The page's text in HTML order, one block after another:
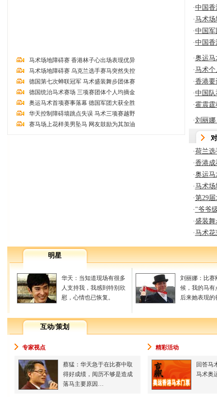
马术场地障碍赛 香港林子心出场表现优异
马术场地障碍赛 乌克兰选手赛马突然失控
德国第七次蝉联冠军 马术盛装舞步团体赛
德国统治马术赛场 三项赛团体个人均摘金
奥运马术首项赛事落幕 德国军团大获全胜
华天控制障碍墙跳点失误 马术三项赛越野
赛马场上花样美男坠马 网友鼓励为其加油
·中国香
·马术场
·中国军
·中国香
·奥运马
·马术个
·香港要
·中国队
·霍震霆
·刘丽娜
·荷兰选
·香港成
·奥运马
·马术场
·第29
· "爷爷
·盛装舞
·马术花
明星
华天：当知道现场有很多
人支持我，我感到特别欣
慰，心情也已恢复。
刘丽娜：比赛
候，我的马有
后来她表现的
互动/策划
专家视点
蔡猛：华天急于在比赛中取
得好成绩，阅历不够是造成
落马主要原因…
精彩活动
回答马
马术奥